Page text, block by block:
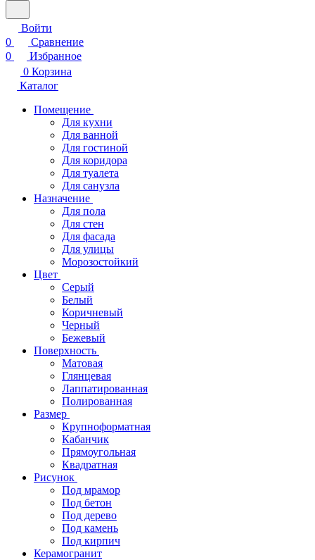
Войти
0
Сравнение
0
Избранное
0 Корзина
Каталог
Помещение
Для кухни
Для ванной
Для гостиной
Для коридора
Для туалета
Для санузла
Назначение
Для пола
Для стен
Для фасада
Для улицы
Морозостойкий
Цвет
Серый
Белый
Коричневый
Черный
Бежевый
Поверхность
Матовая
Глянцевая
Лаппатированная
Полированная
Размер
Крупноформатная
Кабанчик
Прямоугольная
Квадратная
Рисунок
Под мрамор
Под бетон
Под дерево
Под камень
Под кирпич
Керамогранит